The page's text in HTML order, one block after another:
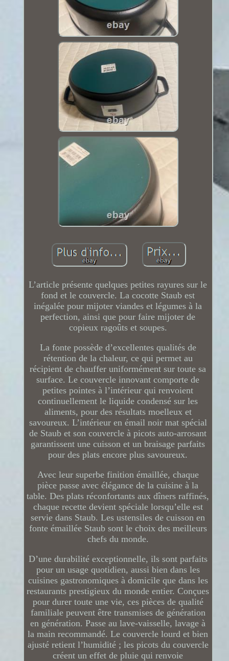
L’article présente quelques petites rayures sur le
fond et le couvercle. La cocotte Staub est
inégalée pour mijoter viandes et légumes à la
perfection, ainsi que pour faire mijoter de
copieux ragoûts et soupes.
La fonte possède d’excellentes qualités de
rétention de la chaleur, ce qui permet au
récipient de chauffer uniformément sur toute sa
surface. Le couvercle innovant comporte de
petites pointes à l’intérieur qui renvoient
continuellement le liquide condensé sur les
aliments, pour des résultats moelleux et
savoureux. L’intérieur en émail noir mat spécial
de Staub et son couvercle à picots auto-arrosant
garantissent une cuisson et un braisage parfaits
pour des plats encore plus savoureux.
Avec leur superbe finition émaillée, chaque
pièce passe avec élégance de la cuisine à la
table. Des plats réconfortants aux dîners raffinés,
chaque recette devient spéciale lorsqu’elle est
servie dans Staub. Les ustensiles de cuisson en
fonte émaillée Staub sont le choix des meilleurs
chefs du monde.
D’une durabilité exceptionnelle, ils sont parfaits
pour un usage quotidien, aussi bien dans les
cuisines gastronomiques à domicile que dans les
restaurants prestigieux du monde entier. Conçues
pour durer toute une vie, ces pièces de qualité
familiale peuvent être transmises de génération
en génération. Passe au lave-vaisselle, lavage à
la main recommandé. Le couvercle lourd et bien
ajusté retient l’humidité ; les picots du couvercle
créent un effet de pluie qui renvoie